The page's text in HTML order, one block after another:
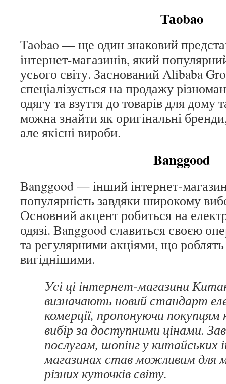
Таobao
Таobao — ще один знаковий
інтернет-магазинів, який
усього світу. Заснований Alibaba
спеціалізується на продажу
одягу та взуття до товарів для дому
можна знайти як оригінальні
але якісні вироби.
Banggood
Banggood — інший інтернет-
популярність завдяки широкому
Основний акцент робиться на
одязі. Banggood славиться своєю
та регулярними акціями, що
вигіднішими.
Усі ці інтернет-магазини
визначають новий стандарт
комерції, пропонуючи покупцям
вибір за доступними цінами.
послугам, шопінг у китайських
магазинах став можливим для
різних куточків світу.